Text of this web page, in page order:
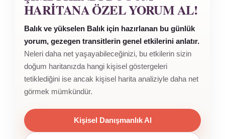
HARITANA ÖZEL YORUM AL!
Balık ve yükselen Balık için hazırlanan bu günlük
yorum, gezegen transitlerin genel etkilerini anlatır.
Neleri daha net yaşayabileceğinizi, bu etkilerin sizin
doğum haritanızda hangi kişisel göstergeleri
tetiklediğini ise ancak kişisel harita analiziyle daha net
görmek mümkündür.
Kişisel Danışmanlık Al